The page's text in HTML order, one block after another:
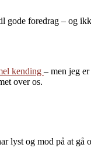
foredrag – og
kending – men jeg
over os.
lyst og mod på at gå